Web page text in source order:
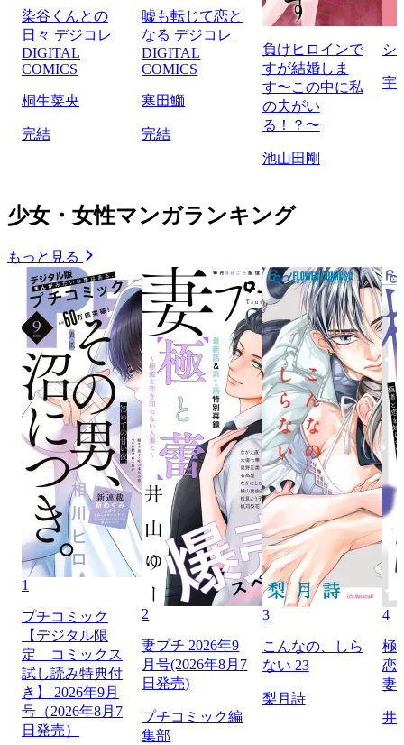
染谷くんとの
日々 デジコレ
DIGITAL
COMICS
桐生菜央
完結
嘘も転じて恋と
なる デジコレ
DIGITAL
COMICS
寒田鰤
完結
負けヒロインで
すが結婚しま
す〜この中に私
の夫がい
る！？〜
池山田剛
シ
宇
少女・女性マンガランキング
もっと見る
1
プチコミック
【デジタル限
定 コミックス
試し読み特典付
き】 2026年9月
号（2026年8月7
日発売）
2
妻プチ 2026年9
月号(2026年8月7
日発売)
プチコミック編
集部
3
こんなの、しら
ない 23
梨月詩
4
極
恋
妻
井